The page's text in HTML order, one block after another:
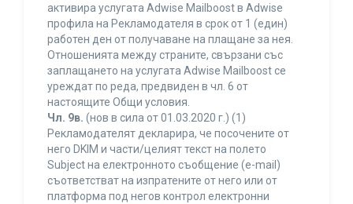
активира услугата Adwise Mailboost в Adwise
профила на Рекламодателя в срок от 1 (един)
работен ден от получаване на плащане за нея.
Отношенията между страните, свързани със
заплащането на услугата Adwise Mailboost се
уреждат по реда, предвиден в чл. 6 от
настоящите Общи условия.
Чл. 9в. (нов в сила от 01.03.2020 г.) (1)
Рекламодателят декларира, че посочените от
него DKIM и части/целият текст на полето
Subject на електронното съобщение (e-mail)
съответстват на изпратените от него или от
платформа под негов контрол електронни